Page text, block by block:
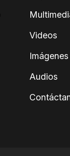
Videos
Imágenes
Audios